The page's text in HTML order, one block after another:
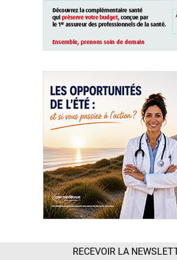
RECEVOIR LA